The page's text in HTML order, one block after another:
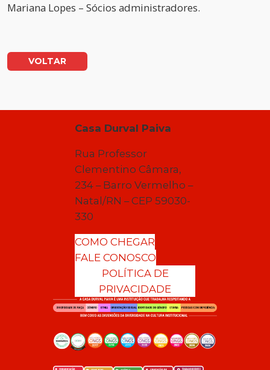
Mariana Lopes – Sócios administradores.
VOLTAR
Casa Durval Paiva
Rua Professor
Clementino Câmara,
234 – Barro Vermelho –
Natal/RN – CEP 59030-
330
COMO CHEGAR
FALE CONOSCO
POLÍTICA DE
PRIVACIDADE